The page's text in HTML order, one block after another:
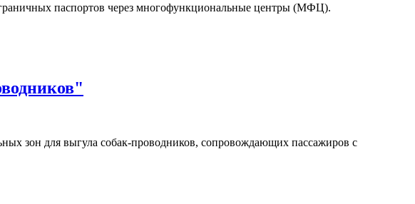
паспортов через многофункциональные центры (МФЦ).
зон для выгула собак-проводников, сопровождающих пассажиров с